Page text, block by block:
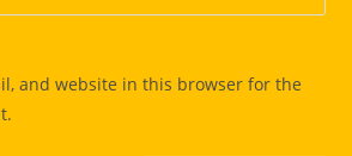
and website in this browser for the